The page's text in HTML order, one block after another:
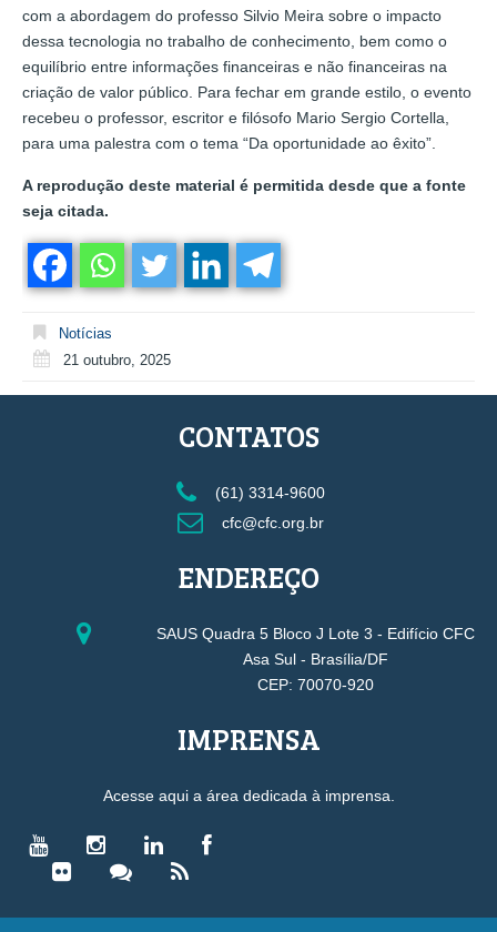
com a abordagem do professo Silvio Meira sobre o impacto
dessa tecnologia no trabalho de conhecimento, bem como o
equilíbrio entre informações financeiras e não financeiras na
criação de valor público. Para fechar em grande estilo, o evento
recebeu o professor, escritor e filósofo Mario Sergio Cortella,
para uma palestra com o tema “Da oportunidade ao êxito”.
A reprodução deste material é permitida desde que a fonte
seja citada.
Notícias
21 outubro, 2025
CONTATOS
(61) 3314-9600
cfc@cfc.org.br
ENDEREÇO
SAUS Quadra 5 Bloco J Lote 3 - Edifício CFC
Asa Sul - Brasília/DF
CEP: 70070-920
IMPRENSA
Acesse aqui a área dedicada à imprensa.